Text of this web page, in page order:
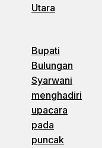
Utara
Bupati
Bulungan
Syarwani
menghadiri
upacara
pada
puncak